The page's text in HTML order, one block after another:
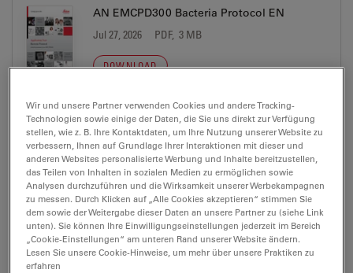
AN EMCPD300 Bacteria Protocol EN
Jul 27, 2026 PDF, 3 MB
DOWNLOAD
AN EMCPD300 Human Blood Cells Protocol
EN
Jul 27, 2026 PDF, 3 MB
DOWNLOAD
EMCPD300 AppBooklet MicroCT Analysis 02
15
Wir und unsere Partner verwenden Cookies und andere Tracking-
Technologien sowie einige der Daten, die Sie uns direkt zur Verfügung
stellen, wie z. B. Ihre Kontaktdaten, um Ihre Nutzung unserer Website zu
verbessern, Ihnen auf Grundlage Ihrer Interaktionen mit dieser und
anderen Websites personalisierte Werbung und Inhalte bereitzustellen,
das Teilen von Inhalten in sozialen Medien zu ermöglichen sowie
Analysen durchzuführen und die Wirksamkeit unserer Werbekampagnen
zu messen. Durch Klicken auf „Alle Cookies akzeptieren“ stimmen Sie
dem sowie der Weitergabe dieser Daten an unsere Partner zu (siehe Link
unten). Sie können Ihre Einwilligungseinstellungen jederzeit im Bereich
„Cookie-Einstellungen“ am unteren Rand unserer Website ändern.
Lesen Sie unsere Cookie-Hinweise, um mehr über unsere Praktiken zu
erfahren